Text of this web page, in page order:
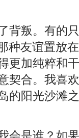
叛。有的只
种友谊置放
更加纯粹和
契合。我喜
的阳光沙滩